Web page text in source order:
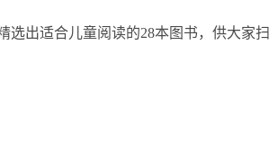
选出适合儿童阅读的28本图书，供大家扫